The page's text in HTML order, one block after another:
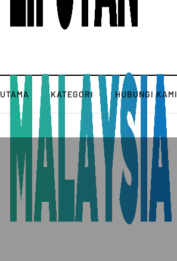
UTAMA KATEGORI HUBUNGI KAMI